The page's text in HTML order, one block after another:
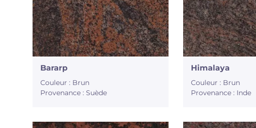
Bararp
Couleur : Brun
Provenance : Suède
Himalaya
Couleur : Brun
Provenance : Inde